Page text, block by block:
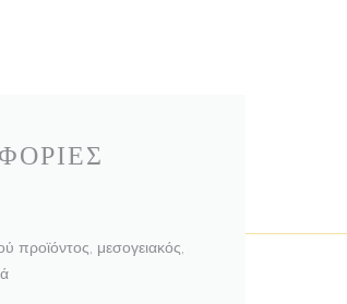
προϊόντος, μεσογειακός,